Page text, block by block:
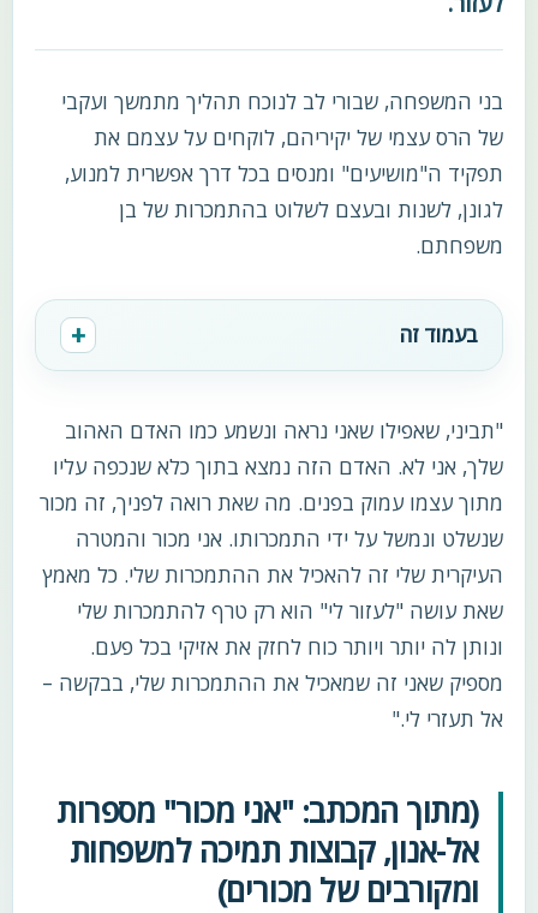
בני המשפחה, שבורי לב לנוכח תהליך מתמשך ועקבי
של הרס עצמי של יקיריהם, לוקחים על עצמם את
תפקיד ה"מושיעים" ומנסים בכל דרך אפשרית למנוע,
לגונן, לשנות ובעצם לשלוט בהתמכרות של בן
משפחתם.
בעמוד זה
"תביני, שאפילו שאני נראה ונשמע כמו האדם האהוב
שלך, אני לא. האדם הזה נמצא בתוך כלא שנכפה עליו
מתוך עצמו עמוק בפנים. מה שאת רואה לפניך, זה מכור
שנשלט ונמשל על ידי התמכרותו. אני מכור והמטרה
העיקרית שלי זה להאכיל את ההתמכרות שלי. כל מאמץ
שאת עושה "לעזור לי" הוא רק טרף להתמכרות שלי
ונותן לה יותר ויותר כוח לחזק את אזיקי בכל פעם.
מספיק שאני זה שמאכיל את ההתמכרות שלי, בבקשה –
אל תעזרי לי."
(מתוך המכתב: "אני מכור" מספרות
אל-אנון, קבוצות תמיכה למשפחות
ומקורבים של מכורים)